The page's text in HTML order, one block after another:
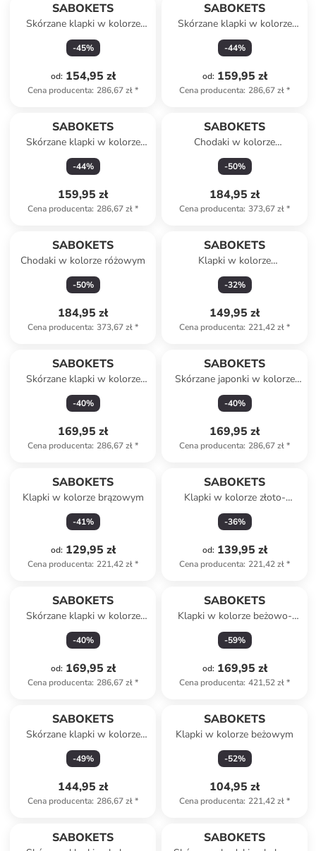
SABOKETS
Skórzane klapki w kolorze
niebieskim
-45%
od: 154,95 zł
Cena producenta: 286,67 zł*
SABOKETS
Skórzane klapki w kolorze
khaki
-44%
od: 159,95 zł
Cena producenta: 286,67 zł*
SABOKETS
Skórzane klapki w kolorze
szarym
-44%
159,95 zł
Cena producenta: 286,67 zł*
SABOKETS
Chodaki w kolorze
jasnobrązowym
-50%
184,95 zł
Cena producenta: 373,67 zł*
SABOKETS
Chodaki w kolorze różowym
-50%
184,95 zł
Cena producenta: 373,67 zł*
SABOKETS
Klapki w kolorze
jasnoróżowym
-32%
149,95 zł
Cena producenta: 221,42 zł*
SABOKETS
Skórzane klapki w kolorze
jasnoróżowym
-40%
169,95 zł
Cena producenta: 286,67 zł*
SABOKETS
Skórzane japonki w kolorze
czarnym
-40%
169,95 zł
Cena producenta: 286,67 zł*
SABOKETS
Klapki w kolorze brązowym
-41%
od: 129,95 zł
Cena producenta: 221,42 zł*
SABOKETS
Klapki w kolorze złoto-
jasnoróżowym
-36%
od: 139,95 zł
Cena producenta: 221,42 zł*
SABOKETS
Skórzane klapki w kolorze
żółtym
-40%
od: 169,95 zł
Cena producenta: 286,67 zł*
SABOKETS
Klapki w kolorze beżowo-
czarnym
-59%
od: 169,95 zł
Cena producenta: 421,52 zł*
SABOKETS
Skórzane klapki w kolorze
niebieskim
-49%
144,95 zł
Cena producenta: 286,67 zł*
SABOKETS
Klapki w kolorze beżowym
-52%
104,95 zł
Cena producenta: 221,42 zł*
SABOKETS SABOKETS